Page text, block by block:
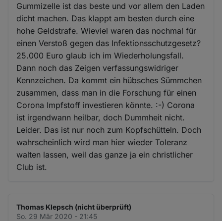
Gummizelle ist das beste und vor allem den Laden
dicht machen. Das klappt am besten durch eine
hohe Geldstrafe. Wieviel waren das nochmal für
einen Verstoß gegen das Infektionsschutzgesetz?
25.000 Euro glaub ich im Wiederholungsfall.
Dann noch das Zeigen verfassungswidriger
Kennzeichen. Da kommt ein hübsches Sümmchen
zusammen, dass man in die Forschung für einen
Corona Impfstoff investieren könnte. :-) Corona
ist irgendwann heilbar, doch Dummheit nicht.
Leider. Das ist nur noch zum Kopfschütteln. Doch
wahrscheinlich wird man hier wieder Toleranz
walten lassen, weil das ganze ja ein christlicher
Club ist.
Thomas Klepsch (nicht überprüft)
So. 29 Mär 2020 - 21:45